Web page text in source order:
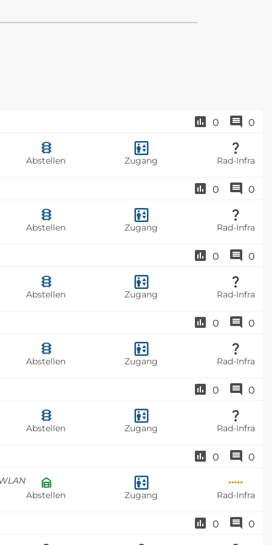
0 0
Abstellen
Zugang Rad-Infra
0 0
Abstellen
Zugang Rad-Infra
0 0
Abstellen
Zugang Rad-Infra
0 0
Abstellen
Zugang Rad-Infra
0 0
Abstellen
Zugang Rad-Infra
0 0
Abstellen
Zugang Rad-Infra
0 0